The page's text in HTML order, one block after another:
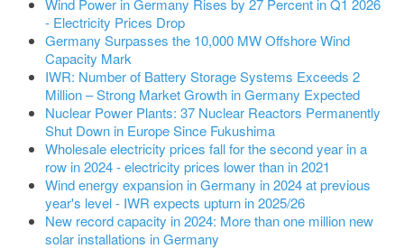
- Electricity Prices Drop
Germany Surpasses the 10,000 MW Offshore Wind
Capacity Mark
IWR: Number of Battery Storage Systems Exceeds 2
Million – Strong Market Growth in Germany Expected
Nuclear Power Plants: 37 Nuclear Reactors Permanently
Shut Down in Europe Since Fukushima
Wholesale electricity prices fall for the second year in a
row in 2024 - electricity prices lower than in 2021
Wind energy expansion in Germany in 2024 at previous
year's level - IWR expects upturn in 2025/26
New record capacity in 2024: More than one million new
solar installations in Germany